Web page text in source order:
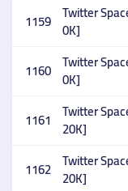
1159 Twitter
0K]
1160 Twitter
0K]
1161 Twitter
20K]
1162 Twitter
20K]